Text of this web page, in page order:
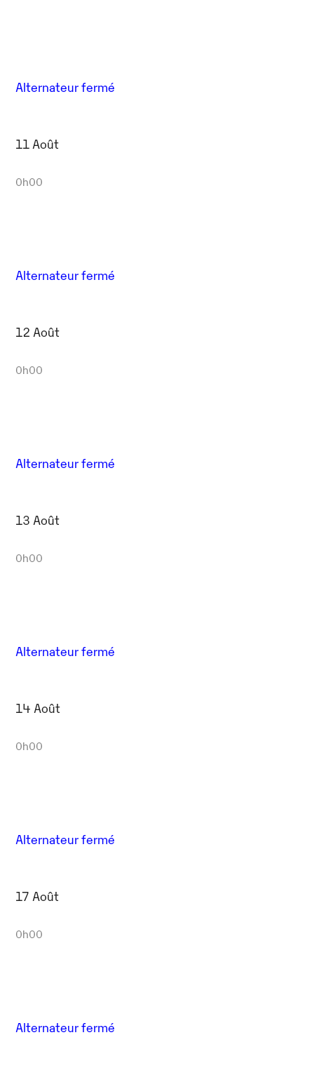
Alternateur fermé
11 Août
0h00
Alternateur fermé
12 Août
0h00
Alternateur fermé
13 Août
0h00
Alternateur fermé
14 Août
0h00
Alternateur fermé
17 Août
0h00
Alternateur fermé